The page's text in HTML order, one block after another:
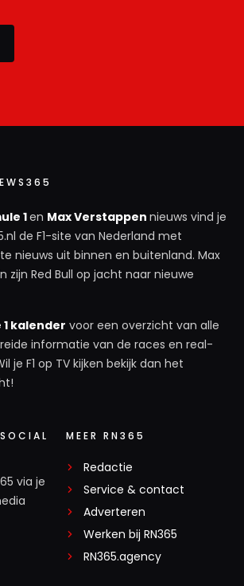
1en Max Verstappen nieuws vind je
de F1-site van Nederland met
nieuws uit binnen en buitenland. Max
zijn Red Bull op jacht naar nieuwe
kalender voor een overzicht van alle
informatie van de races en real-
je F1 op TV kijken bekijk dan het
via je
MEER RN365
Redactie
Service & contact
Adverteren
Werken bij RN365
RN365.agency